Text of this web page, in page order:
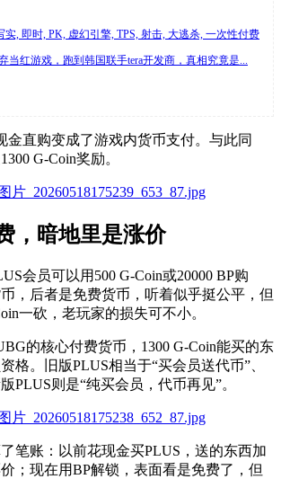
实, 即时, PK, 虚幻引擎, TPS, 射击, 大逃杀, 一次性付费
当红游戏，跑到韩国联手tera开发商，真相究竟是...
金直购变成了游戏内货币支付。与此同
G-Coin奖励。
，暗地里是涨价
会员可以用500 G-Coin或20000 BP购
，后者是免费货币 ， 听着似乎挺公平，但
一砍，老玩家的损失可不小。
的核心付费货币，1300 G-Coin能买的东
格。旧版PLUS相当于“买会员送代币”
PLUS则是“纯买会员，代币再见”。
笔账：以前花现金买PLUS，送的东西加
；现在用BP解锁，表面看是免费了，但